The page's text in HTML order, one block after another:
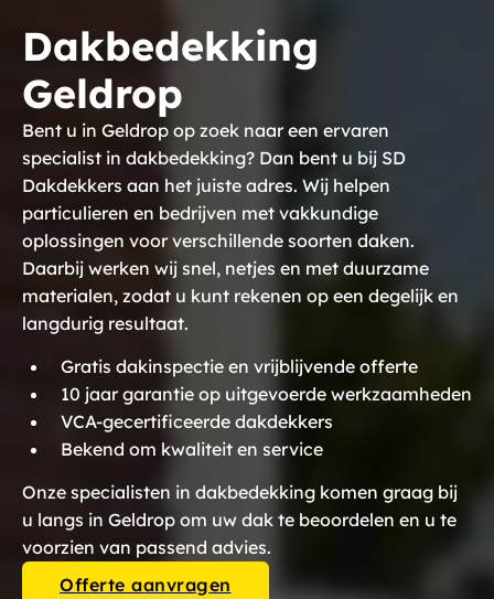
Dakbedekking
Geldrop
Bent u in Geldrop op zoek naar een ervaren
specialist in dakbedekking? Dan bent u bij SD
Dakdekkers aan het juiste adres. Wij helpen
particulieren en bedrijven met vakkundige
oplossingen voor verschillende soorten daken.
Daarbij werken wij snel, netjes en met duurzame
materialen, zodat u kunt rekenen op een degelijk en
langdurig resultaat.
Gratis dakinspectie en vrijblijvende offerte
10 jaar garantie op uitgevoerde werkzaamheden
VCA-gecertificeerde dakdekkers
Bekend om kwaliteit en service
Onze specialisten in dakbedekking komen graag bij
u langs in Geldrop om uw dak te beoordelen en u te
voorzien van passend advies.
Offerte aanvragen